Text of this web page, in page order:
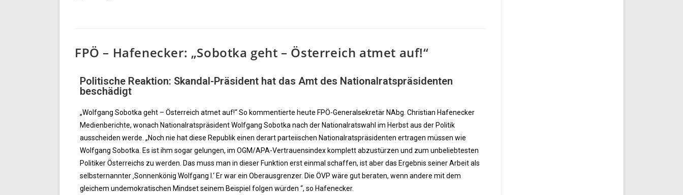
FPÖ – Hafenecker: „Sobotka geht – Österreich atmet auf!“
Politische Reaktion: Skandal-Präsident hat das Amt des Nationalratspräsidenten
beschädigt
„Wolfgang Sobotka geht – Österreich atmet auf!“ So kommentierte heute FPÖ-Generalsekretär NAbg. Christian Hafenecker
Medienberichte, wonach Nationalratspräsident Wolfgang Sobotka nach der Nationalratswahl im Herbst aus der Politik
ausscheiden werde. „Noch nie hat diese Republik einen derart parteiischen Nationalratspräsidenten ertragen müssen wie
Wolfgang Sobotka. Es ist ihm sogar gelungen, im OGM/APA-Vertrauensindex komplett abzustürzen und zum unbeliebtesten
Politiker Österreichs zu werden. Das muss man in dieser Funktion erst einmal schaffen, ist aber das Ergebnis seiner Arbeit als
selbsternannter ‚Sonnenkönig Wolfgang I.‘ Er war ein Oberausgrenzer. Die ÖVP wäre gut beraten, wenn andere mit dem
gleichem undemokratischen Mindset seinem Beispiel folgen würden “, so Hafenecker.